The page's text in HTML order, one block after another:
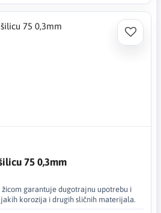
75 0,3mm
garantuje dugotrajnu upotrebu i
korozija i drugih sličnih materijala.